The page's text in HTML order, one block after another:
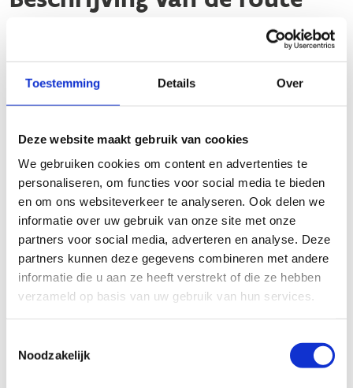
Toestemming Details Over
Deze website maakt gebruik van cookies
We gebruiken cookies om content en advertenties te
personaliseren, om functies voor social media te bieden
en om ons websiteverkeer te analyseren. Ook delen we
informatie over uw gebruik van onze site met onze
partners voor social media, adverteren en analyse. Deze
partners kunnen deze gegevens combineren met andere
informatie die u aan ze heeft verstrekt of die ze hebben
verzameld op basis van uw gebruik van hun services.
Noodzakelijk
De paarse looproute in Herentals is een mooie route van
ongeveer 9,52 km, georganiseerd door Sport Vlaanderen. Deze
route is goed bewegwijzerd en biedt een mix van verharde en
Vorselaarsebaan 60 2200 Herentals